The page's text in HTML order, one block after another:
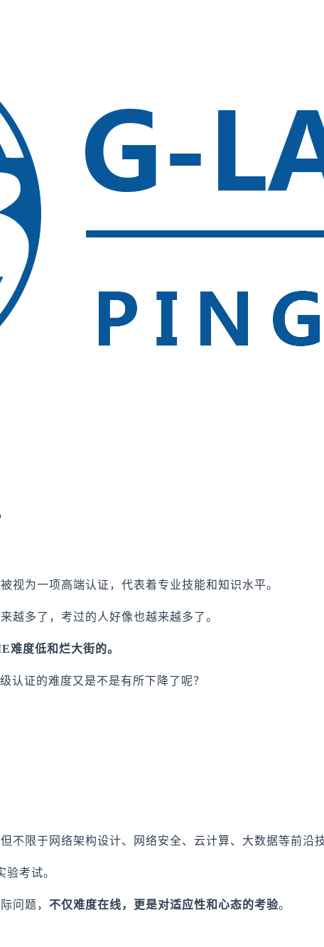
视为一项高端认证，代表着专业技能和知识水平。
越多了，考过的人好像也越来越多了。
难度低和烂大街的。
认证的难度又是不是有所下降了呢？
不限于网络架构设计、网络安全、云计算、大数据等前沿
考试。
问题， 不仅难度在线，更是对适应性和心态的考验。